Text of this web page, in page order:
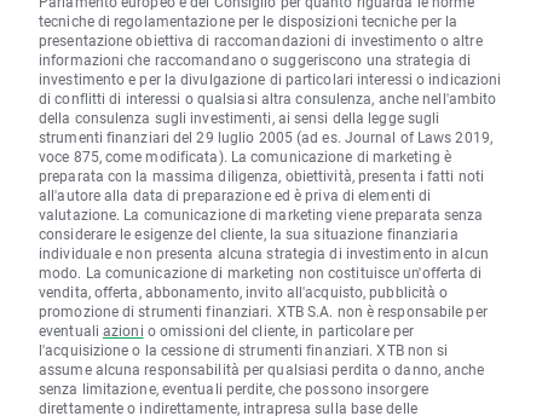
tecniche di regolamentazione per le disposizioni tecniche per la
presentazione obiettiva di raccomandazioni di investimento o altre
informazioni che raccomandano o suggeriscono una strategia di
investimento e per la divulgazione di particolari interessi o indicazioni
di conflitti di interessi o qualsiasi altra consulenza, anche nell'ambito
della consulenza sugli investimenti, ai sensi della legge sugli
strumenti finanziari del 29 luglio 2005 (ad es. Journal of Laws 2019,
voce 875, come modificata). La comunicazione di marketing è
preparata con la massima diligenza, obiettività, presenta i fatti noti
all'autore alla data di preparazione ed è priva di elementi di
valutazione. La comunicazione di marketing viene preparata senza
considerare le esigenze del cliente, la sua situazione finanziaria
individuale e non presenta alcuna strategia di investimento in alcun
modo. La comunicazione di marketing non costituisce un'offerta di
vendita, offerta, abbonamento, invito all'acquisto, pubblicità o
promozione di strumenti finanziari. XTB S.A. non è responsabile per
eventuali azioni o omissioni del cliente, in particolare per
l'acquisizione o la cessione di strumenti finanziari. XTB non si
assume alcuna responsabilità per qualsiasi perdita o danno, anche
senza limitazione, eventuali perdite, che possono insorgere
direttamente o indirettamente, intrapresa sulla base delle